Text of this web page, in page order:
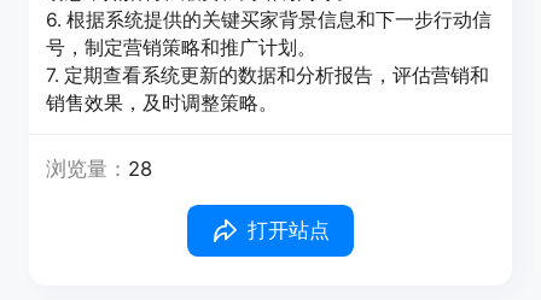
6. 根据系统提供的关键买家背景信息和下一步行动信
号，制定营销策略和推广计划。
7. 定期查看系统更新的数据和分析报告，评估营销和
销售效果，及时调整策略。
浏览量： 28
打开站点